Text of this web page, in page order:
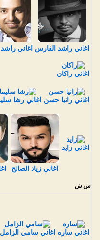
اغاني راشد الفارس اغاني راشد
اغاني راكان
اغاني رانيا حسن اغاني رشا
اغاني زايد
اغاني زياد الصالح
س ش
اغاني ساره اغاني سامي الزامل